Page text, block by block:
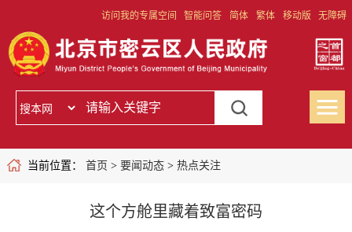
访问我的专属空间 智能问答 简体 繁体 移动版 无障碍
当前位置： 首页 > 要闻动态> 热点关注
这个方舱里藏着致富密码